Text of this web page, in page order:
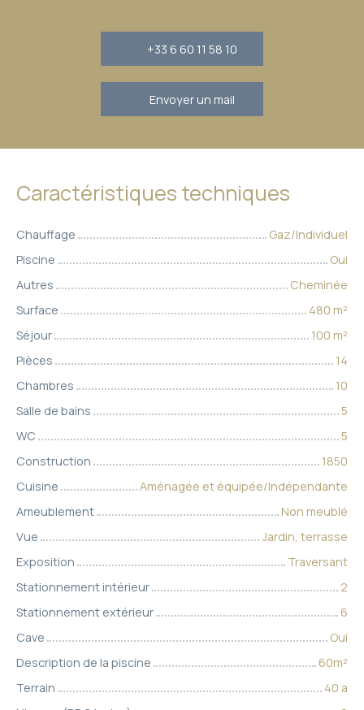
+33 6 60 11 58 10
Envoyer un mail
Caractéristiques techniques
Chauffage
Gaz/Individuel
Piscine
Oui
Autres
Cheminée
Surface
480 m²
Séjour
100 m²
Pièces
14
Chambres
10
Salle de bains
5
WC
5
Construction
1850
Cuisine
Aménagée et équipée/Indépendante
Ameublement
Non meublé
Vue
Jardin, terrasse
Exposition
Traversant
Stationnement intérieur
2
Stationnement extérieur
6
Cave
Oui
Description de la piscine
60m²
Terrain
40 a